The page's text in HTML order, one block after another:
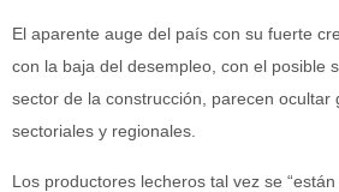
El aparente auge del país con su fuerte
con la baja del desempleo, con el posible
sector de la construcción, parecen ocultar
sectoriales y regionales.
Los productores lecheros tal vez se “están